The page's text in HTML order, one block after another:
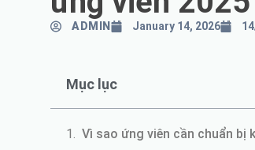
ADMIN January 14, 2026
Mục lục
Vì sao ứng viên cần chuẩn bị